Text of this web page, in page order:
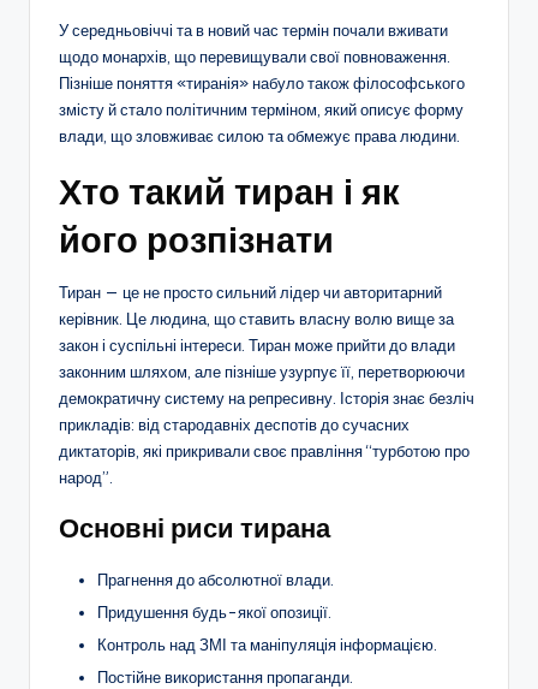
У середньовіччі та в новий час термін почали вживати
щодо монархів, що перевищували свої повноваження.
Пізніше поняття «тиранія» набуло також філософського
змісту й стало політичним терміном, який описує форму
влади, що зловживає силою та обмежує права людини.
Хто такий тиран і як
його розпізнати
Тиран — це не просто сильний лідер чи авторитарний
керівник. Це людина, що ставить власну волю вище за
закон і суспільні інтереси. Тиран може прийти до влади
законним шляхом, але пізніше узурпує її, перетворюючи
демократичну систему на репресивну. Історія знає безліч
прикладів: від стародавніх деспотів до сучасних
диктаторів, які прикривали своє правління “турботою про
народ”.
Основні риси тирана
Прагнення до абсолютної влади.
Придушення будь-якої опозиції.
Контроль над ЗМІ та маніпуляція інформацією.
Постійне використання пропаганди.